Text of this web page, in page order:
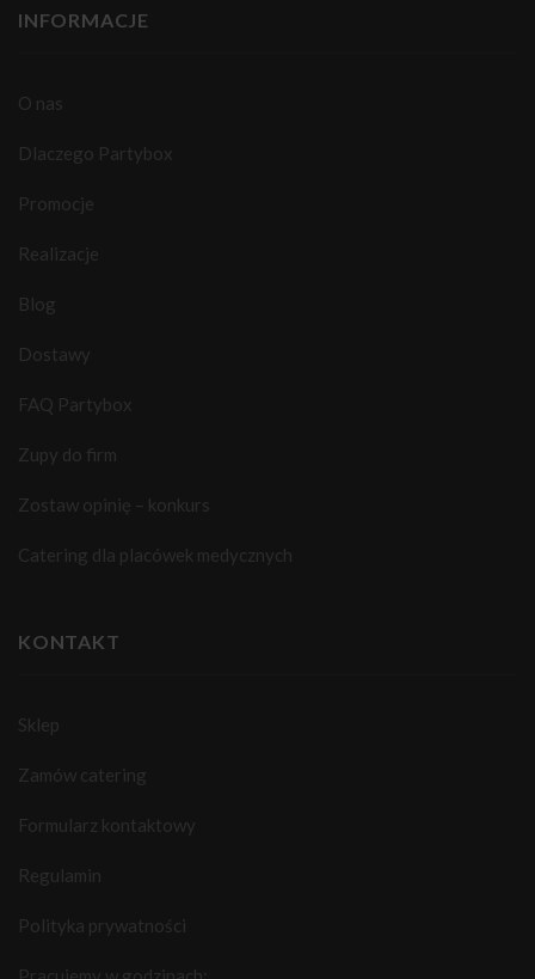
INFORMACJE
O nas
Dlaczego Partybox
Promocje
Realizacje
Blog
Dostawy
FAQ Partybox
Zupy do firm
Zostaw opinię – konkurs
Catering dla placówek medycznych
KONTAKT
Sklep
Zamów catering
Formularz kontaktowy
Regulamin
Polityka prywatności